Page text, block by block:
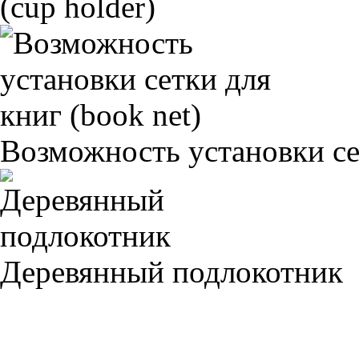
Возможность установки
Деревянный подлокотник